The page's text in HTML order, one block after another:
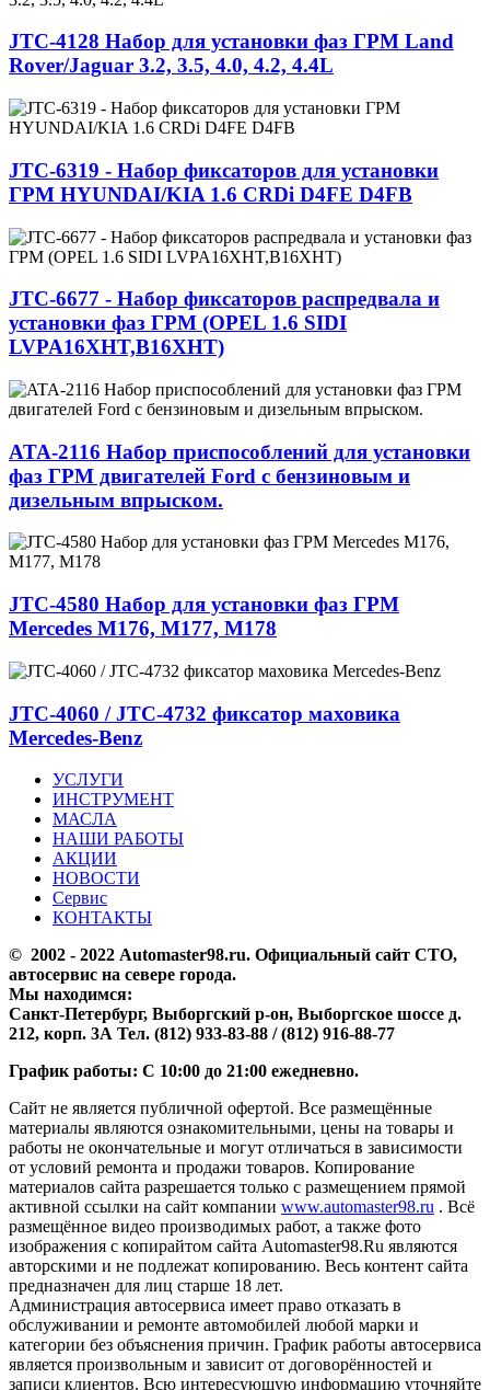
JTC-4128 Набор для установки фаз ГРМ Land
Rover/Jaguar 3.2, 3.5, 4.0, 4.2, 4.4L
JTC-6319 - Набор фиксаторов для установки
ГРМ HYUNDAI/KIA 1.6 CRDi D4FE D4FB
JTC-6677 - Набор фиксаторов распредвала и
установки фаз ГРМ (OPEL 1.6 SIDI
LVPA16XHT,B16XHT)
ATA-2116 Набор приспособлений для установки
фаз ГРМ двигателей Ford с бензиновым и
дизельным впрыском.
JTC-4580 Набор для установки фаз ГРМ
Mercedes M176, M177, M178
JTC-4060 / JTC-4732 фиксатор маховика
Mercedes-Benz
УСЛУГИ
ИНСТРУМЕНТ
МАСЛА
НАШИ РАБОТЫ
АКЦИИ
НОВОСТИ
Сервис
КОНТАКТЫ
© 2002 - 2022 Аutomaster98.ru. Официальный сайт СТО,
автосервис на севере города.
Мы находимся:
Санкт-Петербург, Выборгский р-он, Выборгское шоссе д.
212, корп. 3А Тел. (812) 933-83-88 / (812) 916-88-77
График работы: С 10:00 до 21:00 ежедневно.
Сайт не является публичной офертой. Все размещённые
материалы являются ознакомительными, цены на товары и
работы не окончательные и могут отличаться в зависимости
от условий ремонта и продажи товаров. Копирование
материалов сайта разрешается только с размещением прямой
активной ссылки на сайт компании www.automaster98.ru . Всё
размещённое видео производимых работ, а также фото
изображения с копирайтом сайта Automaster98.Ru являются
авторскими и не подлежат копированию. Весь контент сайта
предназначен для лиц старше 18 лет.
Администрация автосервиса имеет право отказать в
обслуживании и ремонте автомобилей любой марки и
категории без объяснения причин. График работы автосервиса
является произвольным и зависит от договорённостей и
записи клиентов. Всю интересующую информацию уточняйте